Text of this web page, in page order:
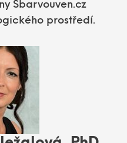
Sbarvouven.cz
prostředí.